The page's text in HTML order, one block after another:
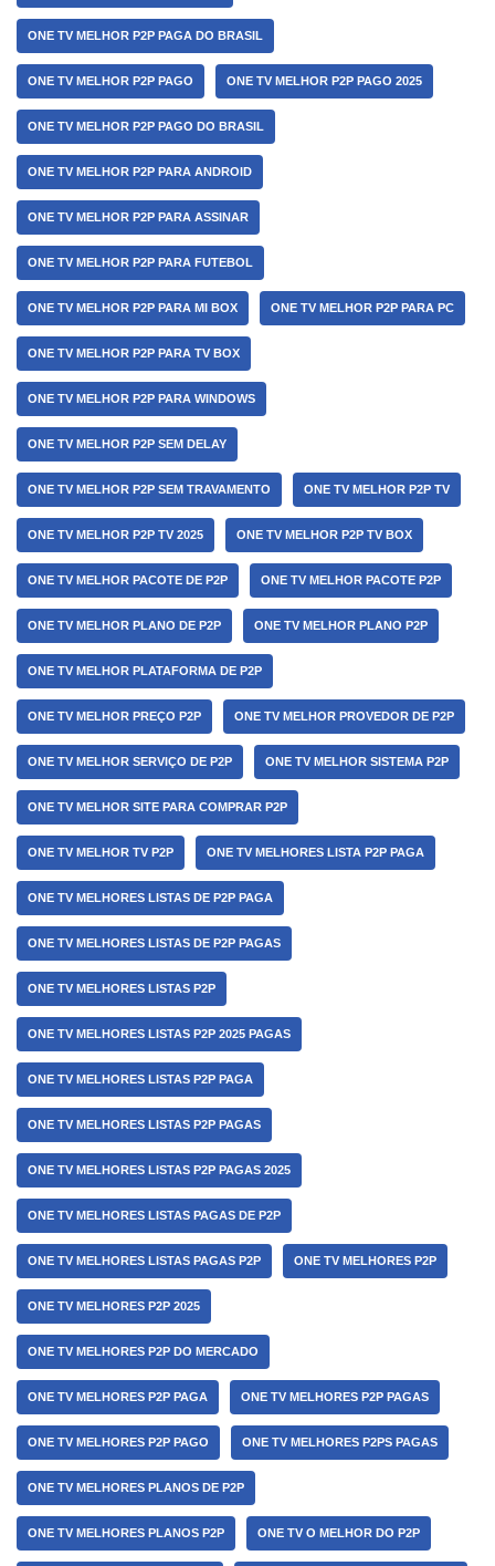
ONE TV MELHOR P2P PAGA DO BRASIL
ONE TV MELHOR P2P PAGO ONE TV MELHOR P2P PAGO 2025
ONE TV MELHOR P2P PAGO DO BRASIL
ONE TV MELHOR P2P PARA ANDROID
ONE TV MELHOR P2P PARA ASSINAR
ONE TV MELHOR P2P PARA FUTEBOL
ONE TV MELHOR P2P PARA MI BOX ONE TV MELHOR P2P PARA PC
ONE TV MELHOR P2P PARA TV BOX
ONE TV MELHOR P2P PARA WINDOWS
ONE TV MELHOR P2P SEM DELAY
ONE TV MELHOR P2P SEM TRAVAMENTO ONE TV MELHOR P2P TV
ONE TV MELHOR P2P TV 2025 ONE TV MELHOR P2P TV BOX
ONE TV MELHOR PACOTE DE P2P ONE TV MELHOR PACOTE P2P
ONE TV MELHOR PLANO DE P2P ONE TV MELHOR PLANO P2P
ONE TV MELHOR PLATAFORMA DE P2P
ONE TV MELHOR PREÇO P2P ONE TV MELHOR PROVEDOR DE P2P
ONE TV MELHOR SERVIÇO DE P2P ONE TV MELHOR SISTEMA P2P
ONE TV MELHOR SITE PARA COMPRAR P2P
ONE TV MELHOR TV P2P ONE TV MELHORES LISTA P2P PAGA
ONE TV MELHORES LISTAS DE P2P PAGA
ONE TV MELHORES LISTAS DE P2P PAGAS
ONE TV MELHORES LISTAS P2P
ONE TV MELHORES LISTAS P2P 2025 PAGAS
ONE TV MELHORES LISTAS P2P PAGA
ONE TV MELHORES LISTAS P2P PAGAS
ONE TV MELHORES LISTAS P2P PAGAS 2025
ONE TV MELHORES LISTAS PAGAS DE P2P
ONE TV MELHORES LISTAS PAGAS P2P ONE TV MELHORES P2P
ONE TV MELHORES P2P 2025
ONE TV MELHORES P2P DO MERCADO
ONE TV MELHORES P2P PAGA ONE TV MELHORES P2P PAGAS
ONE TV MELHORES P2P PAGO ONE TV MELHORES P2PS PAGAS
ONE TV MELHORES PLANOS DE P2P
ONE TV MELHORES PLANOS P2P ONE TV O MELHOR DO P2P